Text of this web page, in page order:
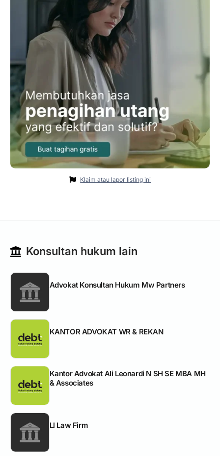
Klaim atau lapor listing ini
Konsultan hukum lain
Advokat Konsultan Hukum Mw Partners
KANTOR ADVOKAT WR & REKAN
Kantor Advokat Ali Leonardi N SH SE MBA MH
& Associates
Ll Law Firm